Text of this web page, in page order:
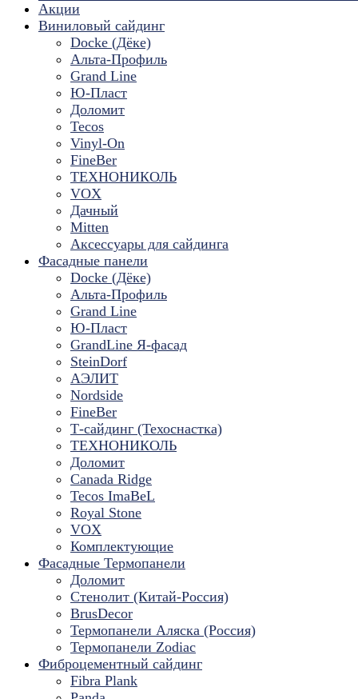
Акции
Виниловый сайдинг
Docke (Дёке)
Альта-Профиль
Grand Line
Ю-Пласт
Доломит
Tecos
Vinyl-On
FineBer
ТЕХНОНИКОЛЬ
VOX
Дачный
Mitten
Аксессуары для сайдинга
Фасадные панели
Docke (Дёке)
Альта-Профиль
Grand Line
Ю-Пласт
GrandLine Я-фасад
SteinDorf
АЭЛИТ
Nordside
FineBer
Т-сайдинг (Техоснастка)
ТЕХНОНИКОЛЬ
Доломит
Canada Ridge
Tecos ImaBeL
Royal Stone
VOX
Комплектующие
Фасадные Термопанели
Доломит
Стенолит (Китай-Россия)
BrusDecor
Термопанели Аляска (Россия)
Термопанели Zodiac
Фиброцементный сайдинг
Fibra Plank